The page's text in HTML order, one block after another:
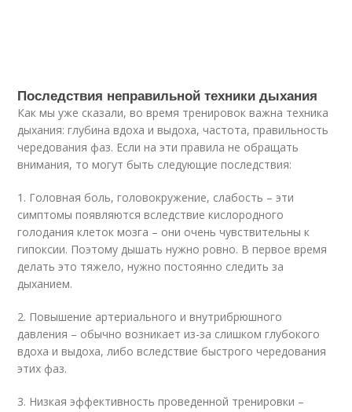
Последствия неправильной техники дыхания
Как мы уже сказали, во время тренировок важна техника
дыхания: глубина вдоха и выдоха, частота, правильность
чередования фаз. Если на эти правила не обращать
внимания, то могут быть следующие последствия:
1. Головная боль, головокружение, слабость – эти
симптомы появляются вследствие кислородного
голодания клеток мозга – они очень чувствительны к
гипоксии. Поэтому дышать нужно ровно. В первое время
делать это тяжело, нужно постоянно следить за
дыханием.
2. Повышение артериального и внутрибрюшного
давления – обычно возникает из-за слишком глубокого
вдоха и выдоха, либо вследствие быстрого чередования
этих фаз.
3. Низкая эффективность проведенной тренировки –